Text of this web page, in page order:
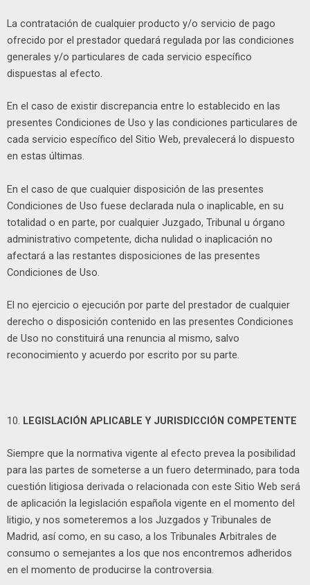
La contratación de cualquier producto y/o servicio de pago
ofrecido por el prestador quedará regulada por las condiciones
generales y/o particulares de cada servicio específico
dispuestas al efecto.
En el caso de existir discrepancia entre lo establecido en las
presentes Condiciones de Uso y las condiciones particulares de
cada servicio específico del Sitio Web, prevalecerá lo dispuesto
en estas últimas.
En el caso de que cualquier disposición de las presentes
Condiciones de Uso fuese declarada nula o inaplicable, en su
totalidad o en parte, por cualquier Juzgado, Tribunal u órgano
administrativo competente, dicha nulidad o inaplicación no
afectará a las restantes disposiciones de las presentes
Condiciones de Uso.
El no ejercicio o ejecución por parte del prestador de cualquier
derecho o disposición contenido en las presentes Condiciones
de Uso no constituirá una renuncia al mismo, salvo
reconocimiento y acuerdo por escrito por su parte.
10. LEGISLACIÓN APLICABLE Y JURISDICCIÓN COMPETENTE
Siempre que la normativa vigente al efecto prevea la posibilidad
para las partes de someterse a un fuero determinado, para toda
cuestión litigiosa derivada o relacionada con este Sitio Web será
de aplicación la legislación española vigente en el momento del
litigio, y nos someteremos a los Juzgados y Tribunales de
Madrid, así como, en su caso, a los Tribunales Arbitrales de
consumo o semejantes a los que nos encontremos adheridos
en el momento de producirse la controversia.